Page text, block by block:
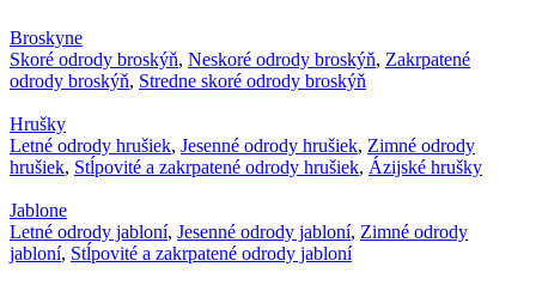
Broskyne
Skoré odrody broskýň, Neskoré odrody broskýň, Zakrpatené
odrody broskýň, Stredne skoré odrody broskýň
Hrušky
Letné odrody hrušiek, Jesenné odrody hrušiek, Zimné odrody
hrušiek, Stĺpovité a zakrpatené odrody hrušiek, Ázijské hrušky
Jablone
Letné odrody jabloní, Jesenné odrody jabloní, Zimné odrody
jabloní, Stĺpovité a zakrpatené odrody jabloní